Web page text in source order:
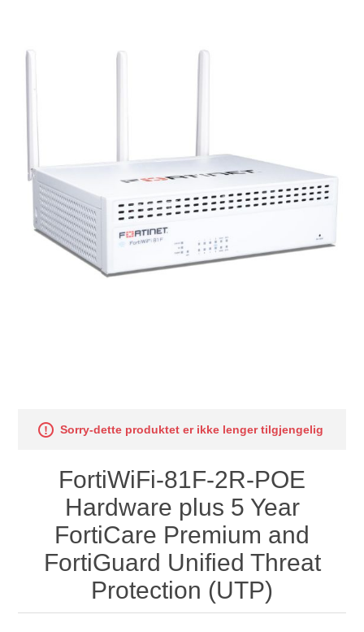
Sorry-dette produktet er ikke lenger tilgjengelig
FortiWiFi-81F-2R-POE
Hardware plus 5 Year
FortiCare Premium and
FortiGuard Unified Threat
Protection (UTP)